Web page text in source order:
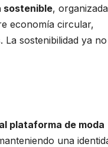
sostenible, organizada
economía circular,
sostenibilidad ya no
plataforma de moda
una